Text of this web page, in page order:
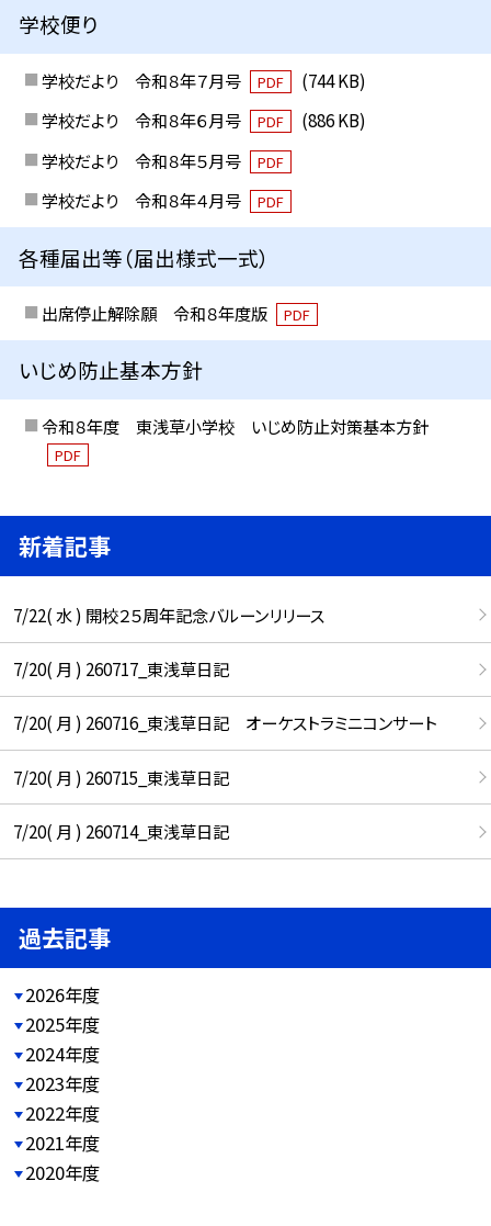
学校便り
学校だより 令和８年７月号 PDF
(744 KB)
学校だより 令和８年６月号
PDF
(886 KB)
学校だより 令和８年５月号
PDF
学校だより 令和８年４月号 PDF
各種届出等（届出様式一式）
出席停止解除願 令和８年度版 PDF
いじめ防止基本方針
令和８年度 東浅草小学校 いじめ防止対策基本方針
PDF
新着記事
7/22( 水 ) 開校２５周年記念バルーンリリース
7/20( 月 ) 260717_東浅草日記
7/20( 月 ) 260716_東浅草日記 オーケストラミニコンサート
7/20( 月 ) 260715_東浅草日記
7/20( 月 ) 260714_東浅草日記
過去記事
2026年度
2025年度
2024年度
2023年度
2022年度
2021年度
2020年度